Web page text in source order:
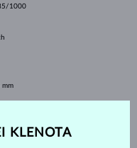
1000
mm
KLENOTA